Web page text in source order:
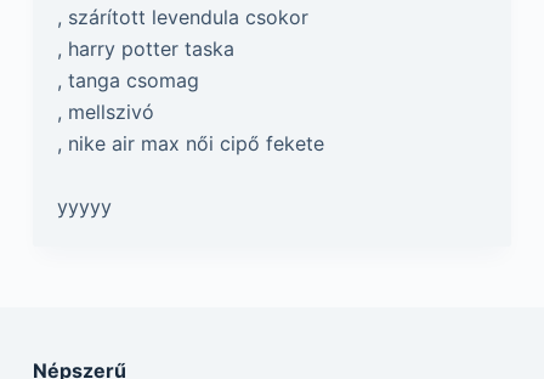
, szárított levendula csokor
, harry potter taska
, tanga csomag
, mellszivó
, nike air max női cipő fekete
yyyyy
Népszerű